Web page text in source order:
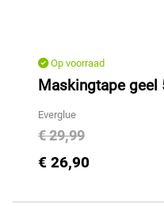
Op voorraad
Maskingtape
Everglue
€ 29,99
€ 26,90